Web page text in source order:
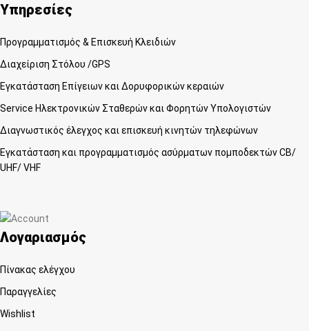
Υπηρεσίες
Προγραμματισμός & Επισκευή Κλειδιών
Διαχείριση Στόλου /GPS
Εγκατάσταση Επίγειων και Δορυφορικών κεραιών
Service Ηλεκτρονικών Σταθερών και Φορητών Υπολογιστών
Διαγνωστικός έλεγχος και επισκευή κινητών τηλεφώνων
Εγκατάσταση και προγραμματισμός ασύρματων πομποδεκτών CB/
UHF/ VHF
Λογαριασμός
Πίνακας ελέγχου
Παραγγελίες
Wishlist